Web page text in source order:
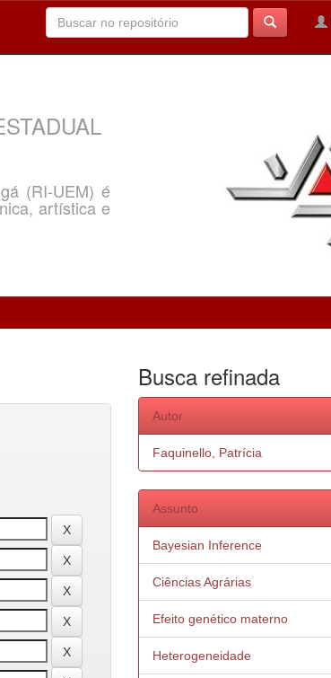
(RI-UEM) é
artística e
Busca refinada
Autor
Faquinello, Patrícia
Assunto
Bayesian Inference
Ciências Agrárias
Efeito genético materno
Heterogeneidade